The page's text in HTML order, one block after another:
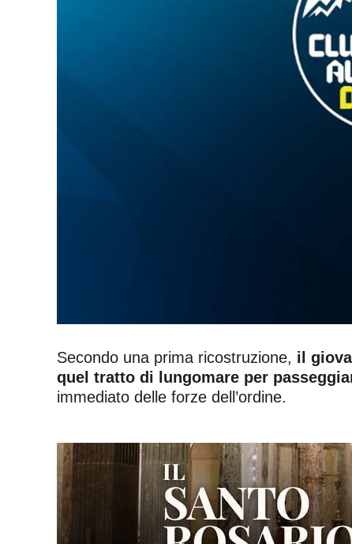
Secondo una prima ricostruzione, il
quel tratto di lungomare per
immediato delle forze dell’ordine.